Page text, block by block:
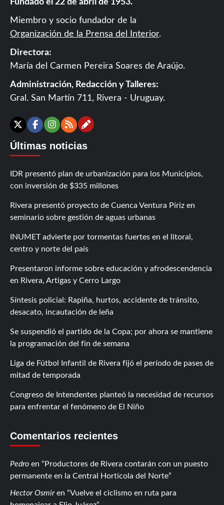
Fundado el 22 de abril de 1953.
Miembro y socio fundador de la
Organización de la Prensa del Interior.
Directora:
María del Carmen Pereira Soares de Araújo.
Administración, Redacción y Talleres:
Gral. San Martín 711, Rivera - Uruguay.
X Facebook
Instagram
RSSContáctanos
Últimas noticias
IDR presentó plan de urbanización para los Municipios,
con inversión de $335 millones
Rivera presentó proyecto de Cuenca Ventura Píriz en
seminario sobre gestión de aguas urbanas
INUMET advierte por tormentas fuertes en el litoral,
centro y norte del país
Presentaron informe sobre educación y afrodescendencia
en Rivera, Artigas y Cerro Largo
Síntesis policial: Rapiña, hurtos, accidente de tránsito,
desacato, incautación de leña
Se suspendió el partido de la Copa; por ahora se mantiene
la programación del fin de semana
Liga de Fútbol Infantil de Rivera fijó el período de pases de
mitad de temporada
Congreso de Intendentes planteó la necesidad de recursos
para enfrentar el fenómeno de El Niño
Comentarios recientes
Pedro en
Productores de Rivera contarán con un puesto
permanente en la Central Hortícola del Norte
Hector Osmiren
Vuelve el ciclismo en ruta para